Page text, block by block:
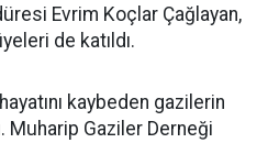
Evrim Koçlar Çağlayan,
de katıldı.
kaybeden gazilerin
Muharip Gaziler Derneği